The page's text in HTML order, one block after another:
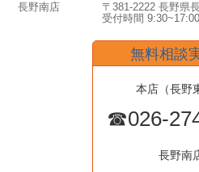
長野南店 〒381-2222 長野県長
受付時間 9
無料相談
本店（長野
☎026-
長野南